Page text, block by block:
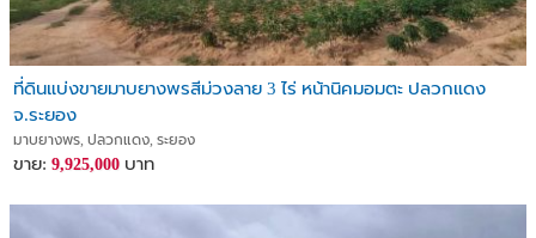
ที่ดินแบ่งขายมาบยางพรสีม่วงลาย 3 ไร่ หน้านิคมอมตะ ปลวกแดง
จ.ระยอง
มาบยางพร, ปลวกแดง, ระยอง
ขาย: 9,925,000 บาท